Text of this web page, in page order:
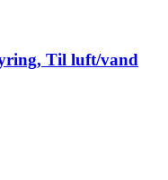
Til luft/vand